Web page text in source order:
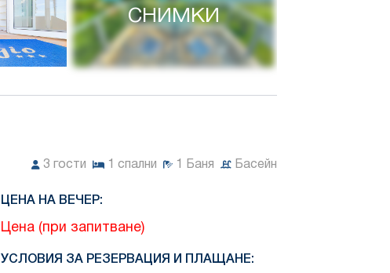
снимки
3 гости 1 спални 1 Баня Басейн
ЦЕНА НА ВЕЧЕР:
Цена (при запитване)
УСЛОВИЯ ЗА РЕЗЕРВАЦИЯ И ПЛАЩАНЕ: